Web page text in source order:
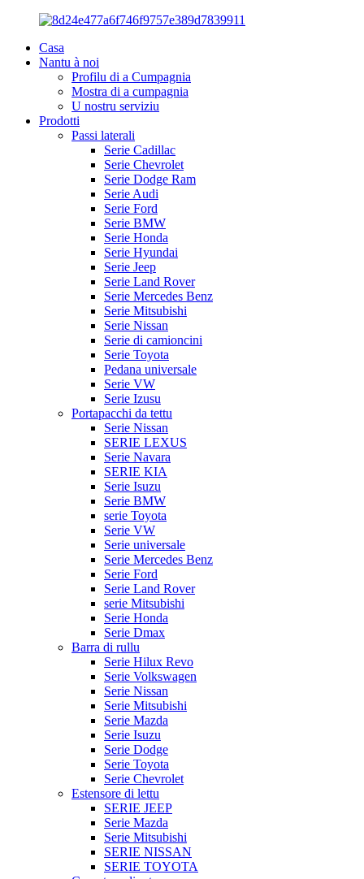
Casa
Nantu à noi
Profilu di a Cumpagnia
Mostra di a cumpagnia
U nostru serviziu
Prodotti
Passi laterali
Serie Cadillac
Serie Chevrolet
Serie Dodge Ram
Serie Audi
Serie Ford
Serie BMW
Serie Honda
Serie Hyundai
Serie Jeep
Serie Land Rover
Serie Mercedes Benz
Serie Mitsubishi
Serie Nissan
Serie di camioncini
Serie Toyota
Pedana universale
Serie VW
Serie Izusu
Portapacchi da tettu
Serie Nissan
SERIE LEXUS
Serie Navara
SERIE KIA
Serie Isuzu
Serie BMW
serie Toyota
Serie VW
Serie universale
Serie Mercedes Benz
Serie Ford
Serie Land Rover
serie Mitsubishi
Serie Honda
Serie Dmax
Barra di rullu
Serie Hilux Revo
Serie Volkswagen
Serie Nissan
Serie Mitsubishi
Serie Mazda
Serie Isuzu
Serie Dodge
Serie Toyota
Serie Chevrolet
Estensore di lettu
SERIE JEEP
Serie Mazda
Serie Mitsubishi
SERIE NISSAN
SERIE TOYOTA